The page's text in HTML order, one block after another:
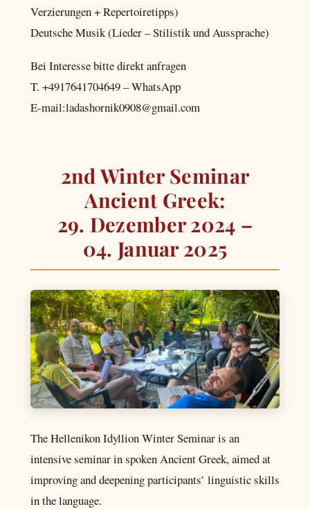
Verzierungen + Repertoiretipps)
Deutsche Musik (Lieder – Stilistik und Aussprache)
Bei Interesse bitte direkt anfragen
T. +4917641704649 – WhatsApp
E-mail:ladashornik0908@gmail.com
2nd Winter Seminar
Ancient Greek:
29. Dezember 2024 –
04. Januar 2025
The Hellenikon Idyllion Winter Seminar is an
intensive seminar in spoken Ancient Greek, aimed at
improving and deepening participants’ linguistic skills
in the language.